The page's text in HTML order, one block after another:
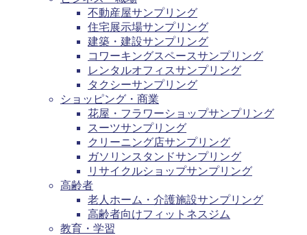
不動産屋サンプリング
住宅展示場サンプリング
建築・建設サンプリング
コワーキングスペースサンプリング
レンタルオフィスサンプリング
タクシーサンプリング
ショッピング・商業
花屋・フラワーショップサンプリング
スーツサンプリング
クリーニング店サンプリング
ガソリンスタンドサンプリング
リサイクルショップサンプリング
高齢者
老人ホーム・介護施設サンプリング
高齢者向けフィットネスジム
教育・学習